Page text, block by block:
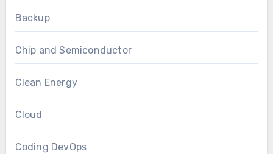
Backup
Chip and Semiconductor
Clean Energy
Cloud
Coding DevOps